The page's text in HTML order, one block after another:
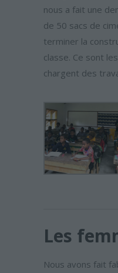
nous a fait une
de 50 sacs de
terminer la
classe. Ce sont
chargent des
Les
Nous avons fait